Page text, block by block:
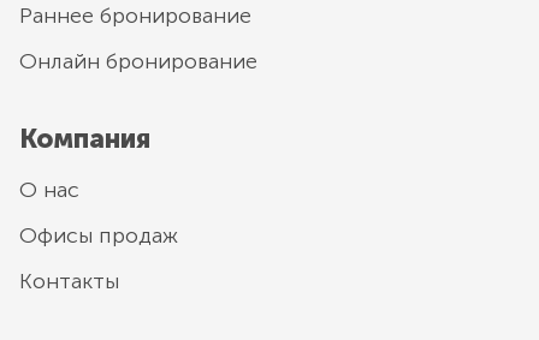
Раннее бронирование
Онлайн бронирование
Компания
О нас
Офисы продаж
Контакты